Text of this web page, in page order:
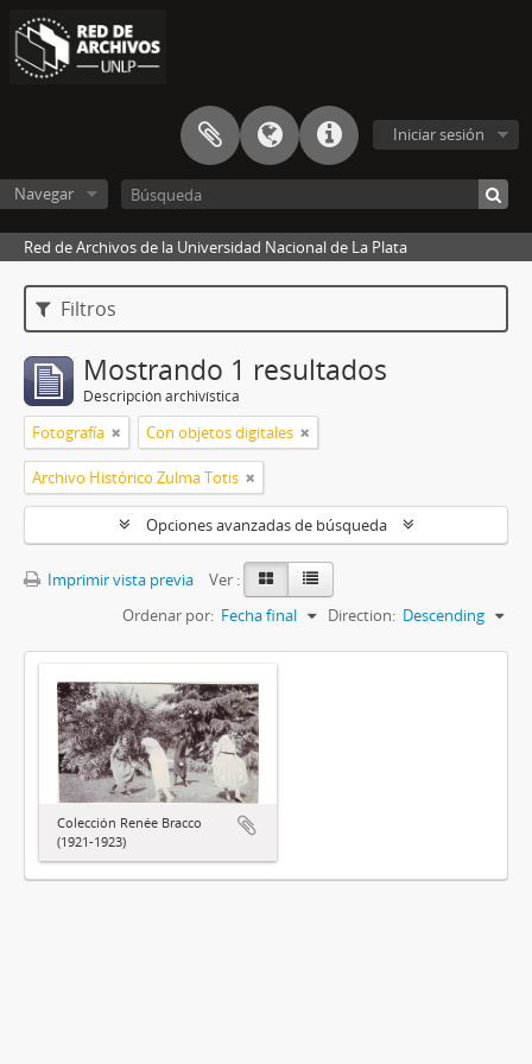
Iniciar sesión
Navegar
Red de Archivos de la Universidad Nacional de La Plata
Filtros
Mostrando 1 resultados
Descripción archivística
Fotografía Con objetos digitales
Archivo Histórico Zulma Totis
Opciones avanzadas de búsqueda
Imprimir vista previa
Ver :
Ordenar por: Fecha final Direction: Descending
Colección Renée Bracco
(1921-1923)